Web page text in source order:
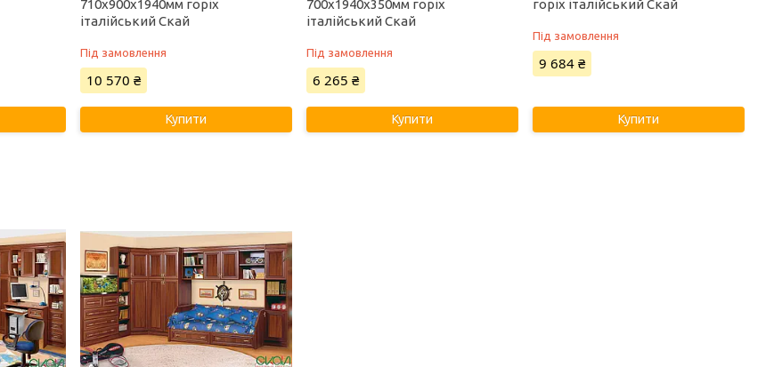
710х900х1940мм горіх
італійський Скай
Під замовлення
10 570 ₴
Купити
700х1940х350мм горіх
італійський Скай
Під замовлення
6 265 ₴
Купити
горіх італійський Скай
Під замовлення
9 684 ₴
Купити